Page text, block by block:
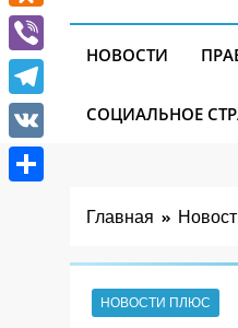
НОВОСТИ
СОЦИАЛЬНОЕ
Главная
НОВОСТИ ПЛЮС
Odnoklassniki
Viber
Telegram
VK